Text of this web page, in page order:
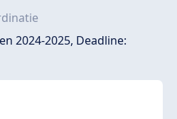
2024-2025, Deadline: